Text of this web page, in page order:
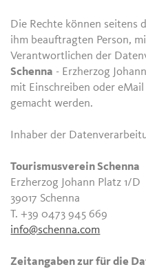
Die Rechte können seitens
ihm beauftragten Person,
Verantwortlichen der
Schenna - Erzherzog
mit Einschreiben oder eMail
gemacht werden.
Inhaber der
Tourismusverein Schenna
Erzherzog Johann Platz 1/D
39017 Schenna
T. +39 0473 945 669
info@schenna.com
Zeitangaben zur für die